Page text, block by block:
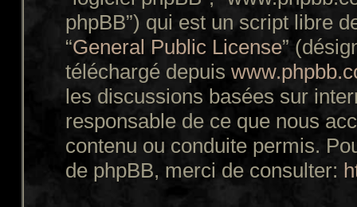
phpBB”) qui est un script libre
“General Public License”
téléchargé depuis
les discussions basées sur
responsable de ce que nous
contenu ou conduite permis.
de phpBB, merci de consulter: